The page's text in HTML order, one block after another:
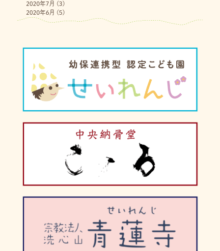
2020年7月 (3)
2020年6月 (5)